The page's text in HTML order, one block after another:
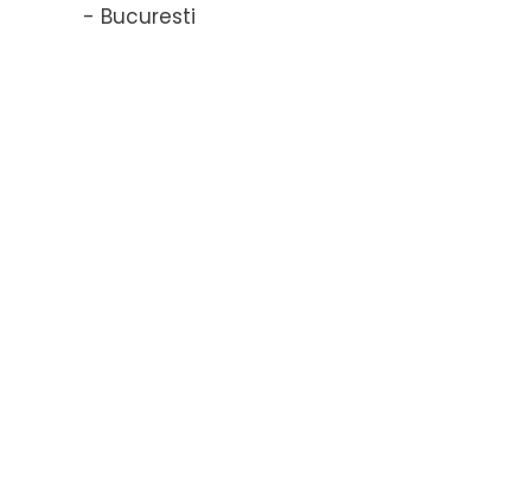
- Bucuresti